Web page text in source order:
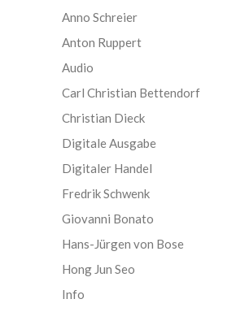
Anno Schreier
Anton Ruppert
Audio
Carl Christian Bettendorf
Christian Dieck
Digitale Ausgabe
Digitaler Handel
Fredrik Schwenk
Giovanni Bonato
Hans-Jürgen von Bose
Hong Jun Seo
Info